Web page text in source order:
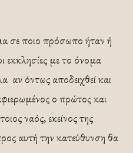
σε ποιο πρόσωπο ήταν ή
εκκλησίες με το όνομα
αν όντως αποδειχθεί και
ο πρώτος και
ναός, εκείνος της
αυτή την κατεύθυνση θα